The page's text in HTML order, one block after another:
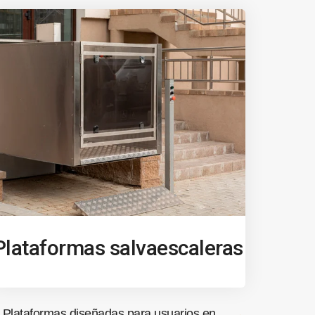
salvaescaleras